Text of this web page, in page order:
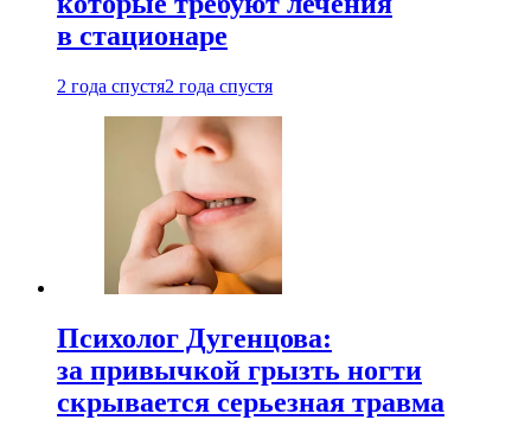
в стационаре
2 года спустя2 года спустя
Психолог Дугенцова:
за привычкой грызть ногти
скрывается серьезная травма